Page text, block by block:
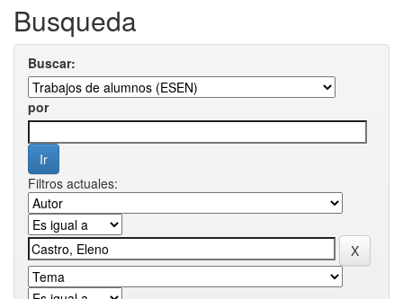
Busqueda
Buscar:
por
Filtros actuales: